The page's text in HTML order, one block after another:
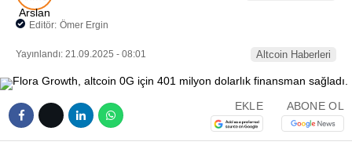
Editör: Ömer Ergin
Yayınlandı: 21.09.2025 - 08:01 Altcoin Haberleri
EKLE ABONE OL